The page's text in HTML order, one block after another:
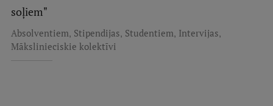
soļiem"
Absolventiem, Stipendijas, Studentiem, Intervijas,
Mākslinieciskie kolektīvi